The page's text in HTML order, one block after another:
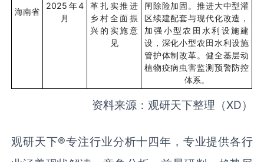
海南省
2025 年4
月
革扎实推进
乡村全面振
兴的实施意
见
闸除险加固。推进大中型灌
区续建配套与现代化改造，
加强小型农田水利设施建
设，深化小型农田水利设施
管护体制改革。健全基层动
植物疫病虫害监测预警防控
体系。
资料来源：观研天下整理（XD）
观研天下®专注行业分析十四年，专业提供各行